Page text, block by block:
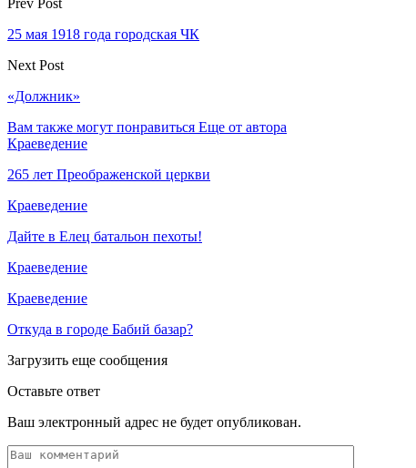
Prev Post
25 мая 1918 года городская ЧК
Next Post
«Должник»
Вам также могут понравиться Еще от автора
Краеведение
265 лет Преображенской церкви
Краеведение
Дайте в Елец батальон пехоты!
Краеведение
Краеведение
Откуда в городе Бабий базар?
Загрузить еще сообщения
Оставьте ответ
Ваш электронный адрес не будет опубликован.